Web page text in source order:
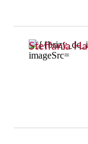
Steffania